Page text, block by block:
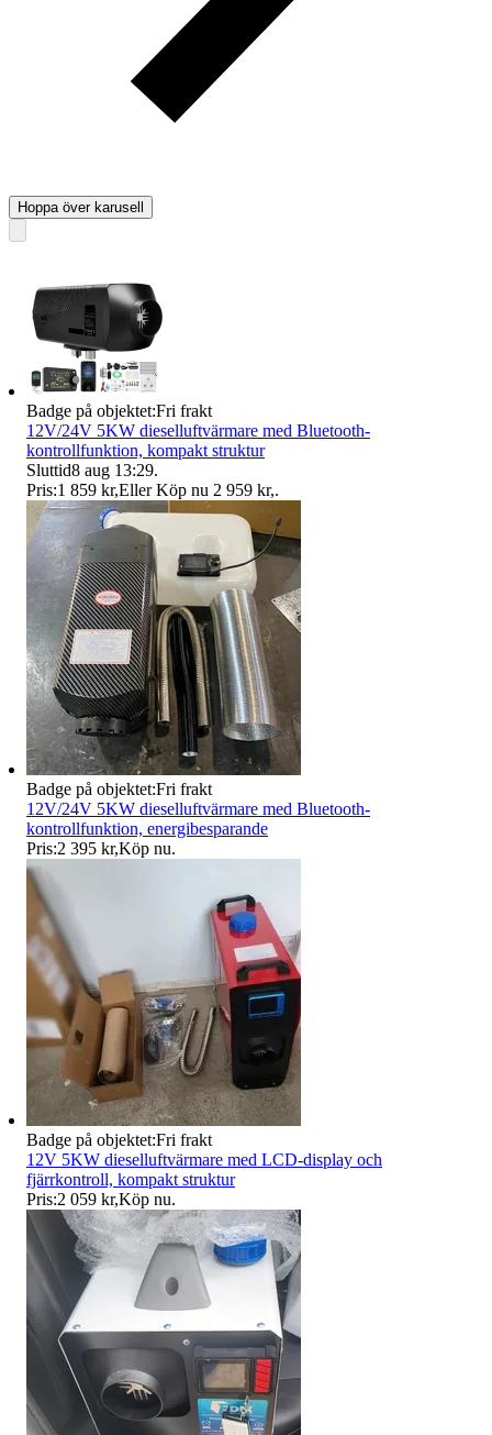
Hoppa över karusell
Badge på objektet:Fri frakt
12V/24V 5KW dieselluftvärmare med Bluetooth-
kontrollfunktion, kompakt struktur
Sluttid8 aug 13:29.
Pris:1 859 kr,Eller Köp nu 2 959 kr,.
Badge på objektet:Fri frakt
12V/24V 5KW dieselluftvärmare med Bluetooth-
kontrollfunktion, energibesparande
Pris:2 395 kr,Köp nu.
Badge på objektet:Fri frakt
12V 5KW dieselluftvärmare med LCD-display och
fjärrkontroll, kompakt struktur
Pris:2 059 kr,Köp nu.